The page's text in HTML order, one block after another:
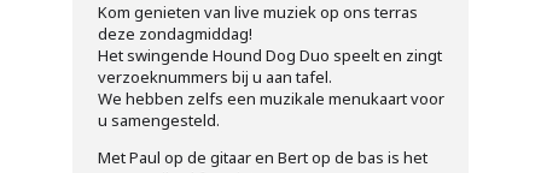
Kom genieten van live muziek op ons terras
deze zondagmiddag!
Het swingende Hound Dog Duo speelt en zingt
verzoeknummers bij u aan tafel.
We hebben zelfs een muzikale menukaart voor
u samengesteld.
Met Paul op de gitaar en Bert op de bas is het